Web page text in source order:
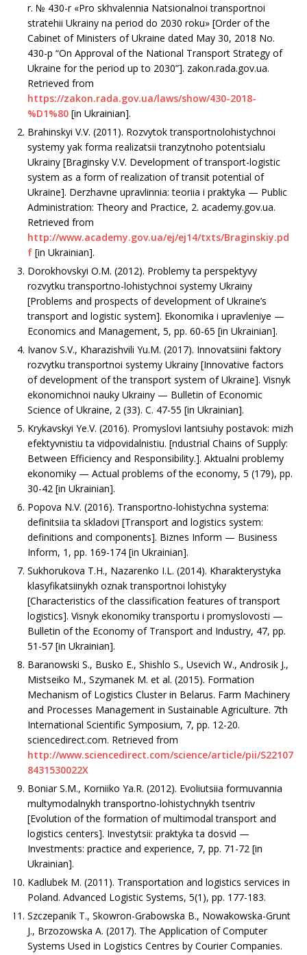
r. № 430-r «Pro skhvalennia Natsionalnoi transportnoi
stratehii Ukrainy na period do 2030 roku» [Order of the
Cabinet of Ministers of Ukraine dated May 30, 2018 No.
430-p “On Approval of the National Transport Strategy of
Ukraine for the period up to 2030”]. zakon.rada.gov.ua.
Retrieved from
https://zakon.rada.gov.ua/laws/show/430-2018-
%D1%80 [in Ukrainian].
Brahinskyi V.V. (2011). Rozvytok transportnolohistychnoi
systemy yak forma realizatsii tranzytnoho potentsialu
Ukrainy [Braginsky V.V. Development of transport-logistic
system as a form of realization of transit potential of
Ukraine]. Derzhavne upravlinnia: teoriia i praktyka — Public
Administration: Theory and Practice, 2. academy.gov.ua.
Retrieved from
http://www.academy.gov.ua/ej/ej14/txts/Braginskiy.pd
f [in Ukrainian].
Dorokhovskyi O.M. (2012). Problemy ta perspektyvy
rozvytku transportno-lohistychnoi systemy Ukrainy
[Problems and prospects of development of Ukraine’s
transport and logistic system]. Ekonomika i upravleniye —
Economics and Management, 5, рр. 60-65 [in Ukrainian].
Ivanov S.V., Kharazishvili Yu.M. (2017). Innovatsiini faktory
rozvytku transportnoi systemy Ukrainy [Innovative factors
of development of the transport system of Ukraine]. Visnyk
ekonomichnoi nauky Ukrainy — Bulletin of Economic
Science of Ukraine, 2 (33). С. 47-55 [in Ukrainian].
Krykavskyi Ye.V. (2016). Promyslovi lantsiuhy postavok: mizh
efektyvnistiu ta vidpovidalnistiu. [ndustrial Chains of Supply:
Between Efficiency and Responsibility.]. Aktualni problemy
ekonomiky — Actual problems of the economy, 5 (179), рр.
30-42 [in Ukrainian].
Popova N.V. (2016). Transportno-lohistychna systema:
definitsiia ta skladovi [Transport and logistics system:
definitions and components]. Biznes Inform — Business
Inform, 1, рр. 169-174 [in Ukrainian].
Sukhorukova T.H., Nazarenko I.L. (2014). Kharakterystyka
klasyfikatsiinykh oznak transportnoi lohistyky
[Characteristics of the classification features of transport
logistics]. Visnyk ekonomiky transportu i promyslovosti —
Bulletin of the Economy of Transport and Industry, 47, рр.
51-57 [in Ukrainian].
Baranowski S., Busko E., Shishlo S., Usevich W., Androsik J.,
Mistseiko M., Szymanek M. et al. (2015). Formation
Mechanism of Logistics Cluster in Belarus. Farm Machinery
and Processes Management in Sustainable Agriculture. 7th
International Scientific Symposium, 7, рр. 12-20.
sciencedirect.com. Retrieved from
http://www.sciencedirect.com/science/article/pii/S22107
8431530022X
Boniar S.M., Korniiko Ya.R. (2012). Evoliutsiia formuvannia
multymodalnykh transportno-lohistychnykh tsentriv
[Evolution of the formation of multimodal transport and
logistics centers]. Investytsii: praktyka ta dosvid —
Investments: practice and experience, 7, рр. 71-72 [in
Ukrainian].
Kadlubek M. (2011). Transportation and logistics services in
Poland. Advanced Logistic Systems, 5(1), рр. 177-183.
Szczepanik T., Skowron-Grabowska B., Nowakowska-Grunt
J., Brzozowska A. (2017). The Application of Computer
Systems Used in Logistics Centres by Courier Companies.